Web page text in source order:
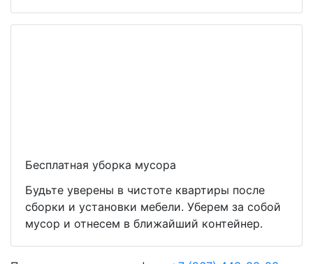
Бесплатная уборка мусора
Будьте уверены в чистоте квартиры после
сборки и установки мебели. Уберем за собой
мусор и отнесем в ближайший контейнер.